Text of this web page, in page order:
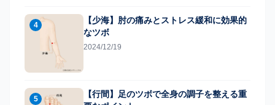
4
【少海】肘の痛みとストレス緩和に効果的
なツボ
2024/12/19
5
【行間】足のツボで全身の調子を整える重